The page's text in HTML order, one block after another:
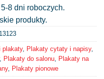
8 dni roboczych.
produkty.
plakaty, Plakaty cytaty i napisy,
, Plakaty do salonu
Plakaty na
, Plakaty pionowe